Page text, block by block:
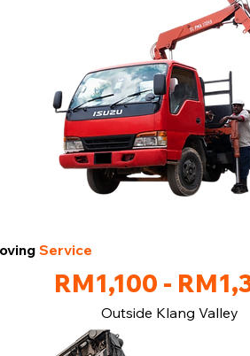
Service
RM1,100 -
Outside Klang Valley